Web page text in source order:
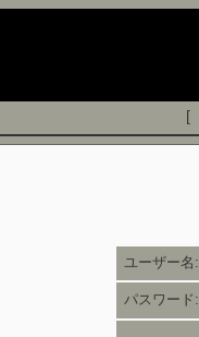
[
ユーザー名:
パスワード: